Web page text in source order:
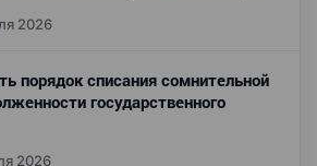
2026
порядок списания сомнительной
государственного
2026